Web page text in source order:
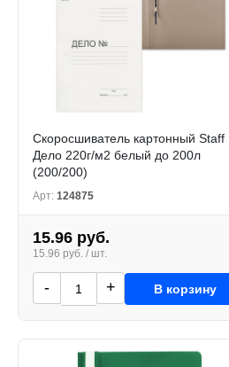
Скоросшиватель картонный Staff
Дело 220г/м2 белый до 200л
(200/200)
Арт: 124875
15.96 руб.
15.96 руб. / шт.
- + В корзину